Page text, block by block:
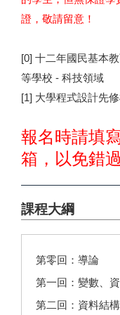
證，敬請留意！
[0] 十二年國民基本
等學校 - 科技領域
[1] 大學程式設計先修
報名時請填
箱，以免錯
課程大綱
第零回：導論
第一回：變數、
第二回：資料結構